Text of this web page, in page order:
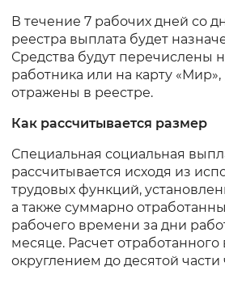
Вернуть
В течение 7 рабочих дней со
реестра выплата будет
Средства будут перечислены
работника или на карту
отражены в реестре.
Как рассчитывается размер
Специальная социальная
рассчитывается исходя из
трудовых функций,
а также суммарно
рабочего времени за дни
месяце. Расчет
округлением до десятой